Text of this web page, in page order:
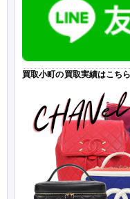
買取小町の買取実績はこち